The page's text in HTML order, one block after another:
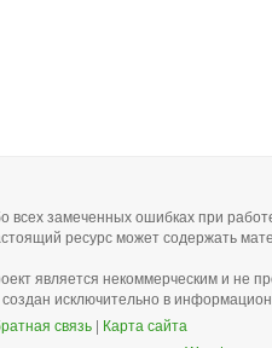
всех замеченных ошибках при
ресурс может содержать
является некоммерческим и не
исключительно в
связь | Карта сайта